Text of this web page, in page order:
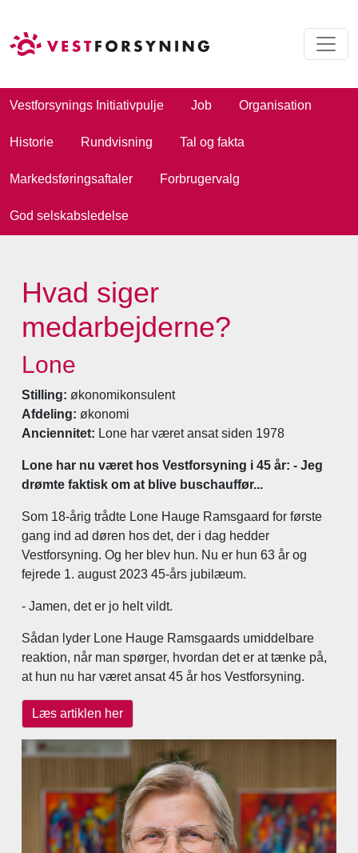
Vestforsynings Initiativpulje Job Organisation
Historie Rundvisning Tal og fakta
Markedsføringsaftaler Forbrugervalg
God selskabsledelse
Hvad siger
medarbejderne?
Lone
Stilling: økonomikonsulent
Afdeling: økonomi
Anciennitet: Lone har været ansat siden 1978
Lone har nu været hos Vestforsyning i 45 år: - Jeg
drømte faktisk om at blive buschauffør...
Som 18-årig trådte Lone Hauge Ramsgaard for første
gang ind ad døren hos det, der i dag hedder
Vestforsyning. Og her blev hun. Nu er hun 63 år og
fejrede 1. august 2023 45-års jubilæum.
- Jamen, det er jo helt vildt.
Sådan lyder Lone Hauge Ramsgaards umiddelbare
reaktion, når man spørger, hvordan det er at tænke på,
at hun nu har været ansat 45 år hos Vestforsyning.
Læs artiklen her